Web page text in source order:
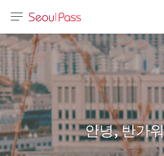
体)
안녕, 반가